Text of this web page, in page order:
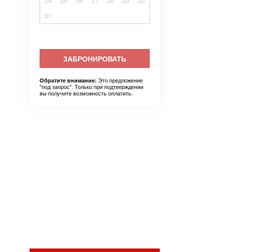
31
ЗАБРОНИРОВАТЬ
Обратите внимание: Это предложение
"под запрос". Только при подтверждении
вы получите возможность оплатить.